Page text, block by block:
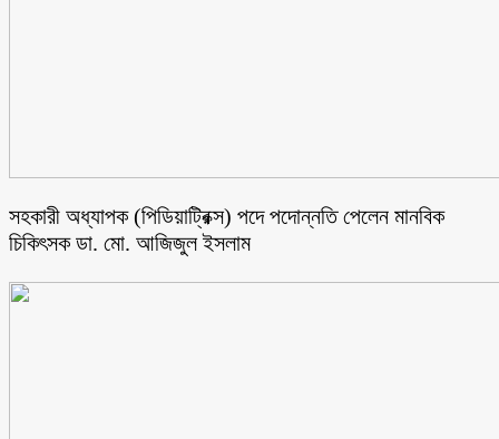
সহকারী অধ্যাপক (পিডিয়াট্রিক্স) পদে পদোন্নতি পেলেন মানবিক
চিকিৎসক ডা. মো. আজিজুল ইসলাম